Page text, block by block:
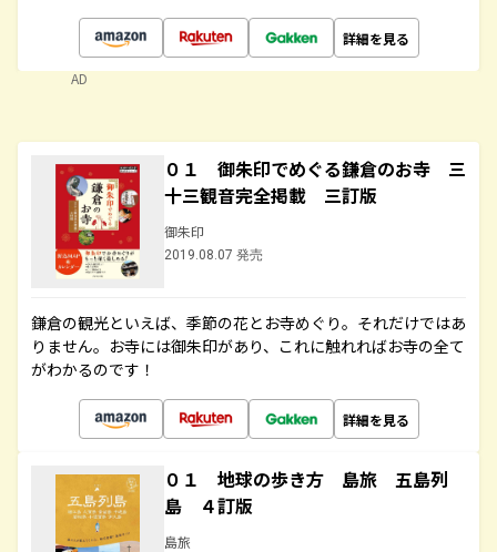
詳細を見る
AD
０１ 御朱印でめぐる鎌倉のお寺 三
十三観音完全掲載 三訂版
御朱印
2019.08.07 発売
鎌倉の観光といえば、季節の花とお寺めぐり。それだけではあ
りません。お寺には御朱印があり、これに触れればお寺の全て
がわかるのです！
詳細を見る
０１ 地球の歩き方 島旅 五島列
島 ４訂版
島旅